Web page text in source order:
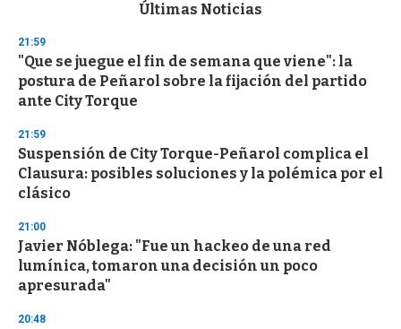
d
s
o
f
3
s
e
c
o
n
s
Últimas Noticias
21:59
"Que se juegue el fin de semana que viene": la
postura de Peñarol sobre la fijación del partido
ante City Torque
21:59
Suspensión de City Torque-Peñarol complica el
Clausura: posibles soluciones y la polémica por el
clásico
21:00
Javier Nóblega: "Fue un hackeo de una red
lumínica, tomaron una decisión un poco
apresurada"
20:48